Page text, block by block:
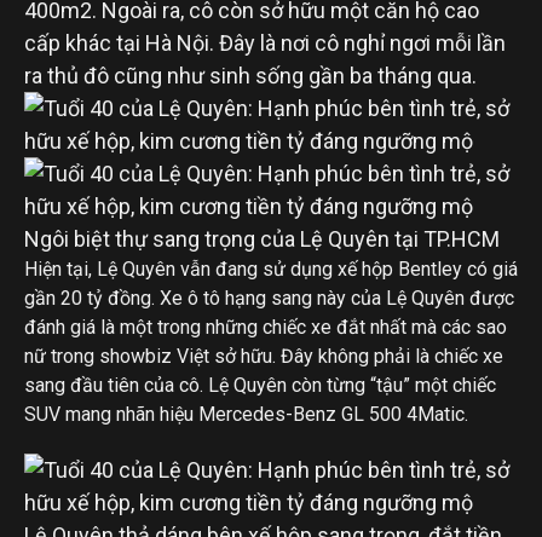
400m2. Ngoài ra, cô còn sở hữu một căn hộ cao
cấp khác tại Hà Nội. Đây là nơi cô nghỉ ngơi mỗi lần
ra thủ đô cũng như sinh sống gần ba tháng qua.
Ngôi biệt thự sang trọng của Lệ Quyên tại TP.HCM
Hiện tại, Lệ Quyên vẫn đang sử dụng xế hộp Bentley có giá
gần 20 tỷ đồng. Xe ô tô hạng sang này của Lệ Quyên được
đánh giá là một trong những chiếc xe đắt nhất mà các sao
nữ trong showbiz Việt sở hữu. Đây không phải là chiếc xe
sang đầu tiên của cô. Lệ Quyên còn từng “tậu” một chiếc
SUV mang nhãn hiệu Mercedes-Benz GL 500 4Matic.